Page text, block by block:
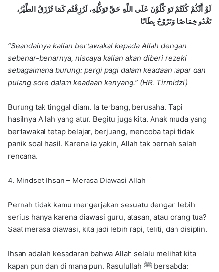
لَوْ أَنَّكُمْ كُنْتُمْ تَوَ كَّلُوْنَ عَلَى اللَّهِ حَقَّ تَوَكُّلِهِ، لَرُزِقْتُم كَمَا تُرْزَقُ الطَّيْرُ،
تَغْدُو خِمَاصًا وَتَرُوْحُ بِطَانًا
“Seandainya kalian bertawakal kepada Allah dengan
sebenar-benarnya, niscaya kalian akan diberi rezeki
sebagaimana burung: pergi pagi dalam keadaan lapar dan
pulang sore dalam keadaan kenyang.” (HR. Tirmidzi)
Burung tak tinggal diam. Ia terbang, berusaha. Tapi
hasilnya Allah yang atur. Begitu juga kita. Anak muda yang
bertawakal tetap belajar, berjuang, mencoba tapi tidak
panik soal hasil. Karena ia yakin, Allah tak pernah salah
rencana.
4. Mindset Ihsan – Merasa Diawasi Allah
Pernah tidak kamu mengerjakan sesuatu dengan lebih
serius hanya karena diawasi guru, atasan, atau orang tua?
Saat merasa diawasi, kita jadi lebih rapi, teliti, dan disiplin.
Ihsan adalah kesadaran bahwa Allah selalu melihat kita,
kapan pun dan di mana pun. Rasulullah ﷺ bersabda: